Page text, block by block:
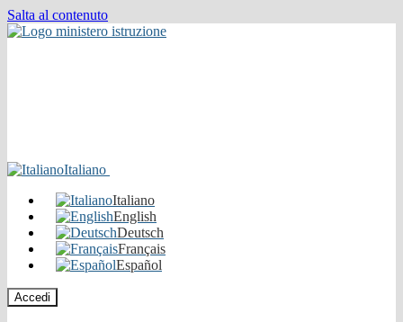
Salta al contenuto
Italiano
Italiano
English
Deutsch
Français
Español
Accedi